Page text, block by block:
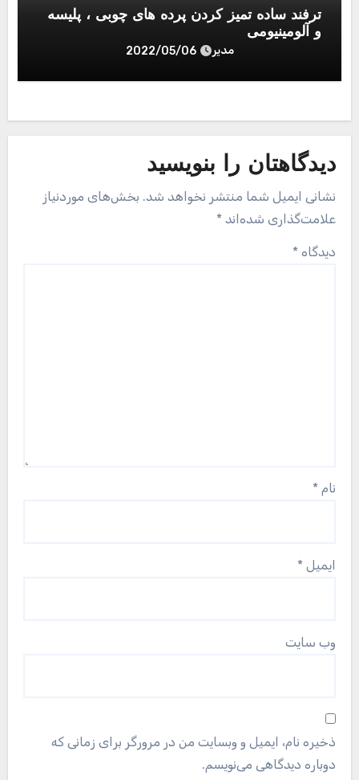
ترفند ساده تمیز کردن پرده های چوبی ، پلیسه
و آلومینیومی
مدیر 2022/05/06
دیدگاهتان را بنویسید
نشانی ایمیل شما منتشر نخواهد شد. بخش‌های موردنیاز
علامت‌گذاری شده‌اند *
دیدگاه *
نام *
ایمیل *
وب‌ سایت
ذخیره نام، ایمیل و وبسایت من در مرورگر برای زمانی که
دوباره دیدگاهی می‌نویسم.